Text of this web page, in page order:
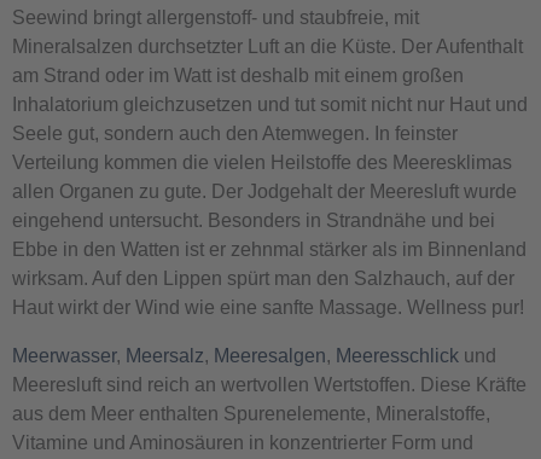
Seewind bringt allergenstoff- und staubfreie, mit
Mineralsalzen durchsetzter Luft an die Küste. Der Aufenthalt
am Strand oder im Watt ist deshalb mit einem großen
Inhalatorium gleichzusetzen und tut somit nicht nur Haut und
Seele gut, sondern auch den Atemwegen. In feinster
Verteilung kommen die vielen Heilstoffe des Meeresklimas
allen Organen zu gute. Der Jodgehalt der Meeresluft wurde
eingehend untersucht. Besonders in Strandnähe und bei
Ebbe in den Watten ist er zehnmal stärker als im Binnenland
wirksam. Auf den Lippen spürt man den Salzhauch, auf der
Haut wirkt der Wind wie eine sanfte Massage. Wellness pur!
Meerwasser, Meersalz, Meeresalgen, Meeresschlick und
Meeresluft sind reich an wertvollen Wertstoffen. Diese Kräfte
aus dem Meer enthalten Spurenelemente, Mineralstoffe,
Vitamine und Aminosäuren in konzentrierter Form und